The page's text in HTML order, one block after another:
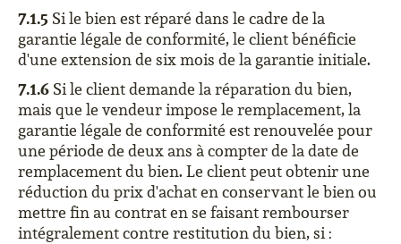
7.1.5 Si le bien est réparé dans le cadre de la
garantie légale de conformité, le client bénéficie
d'une extension de six mois de la garantie initiale.
7.1.6 Si le client demande la réparation du bien,
mais que le vendeur impose le remplacement, la
garantie légale de conformité est renouvelée pour
une période de deux ans à compter de la date de
remplacement du bien. Le client peut obtenir une
réduction du prix d'achat en conservant le bien ou
mettre fin au contrat en se faisant rembourser
intégralement contre restitution du bien, si :